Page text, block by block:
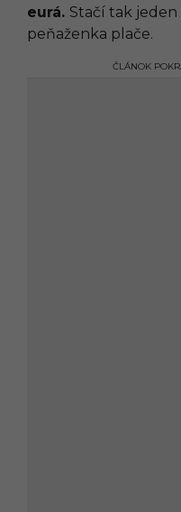
0
0
eurá. Stačí tak
peňaženka plače.
ČLÁNOK